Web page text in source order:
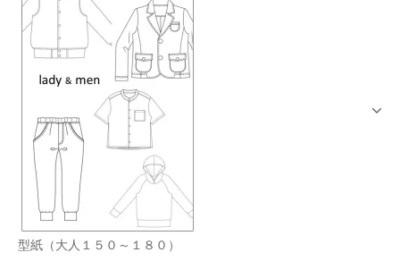
型紙（大人１５０～１８０）